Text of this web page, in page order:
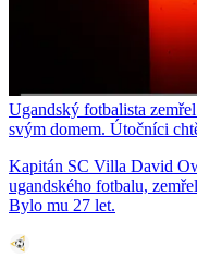
Ugandský fotbalista
svým domem. Útočníci
Kapitán SC Villa David
ugandského fotbalu,
Bylo mu 27 let.